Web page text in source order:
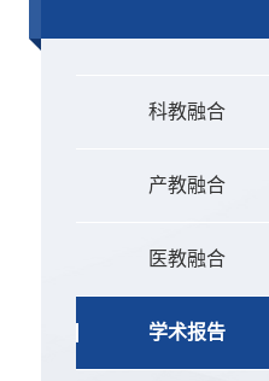
科教融合
产教融合
医教融合
学术报告